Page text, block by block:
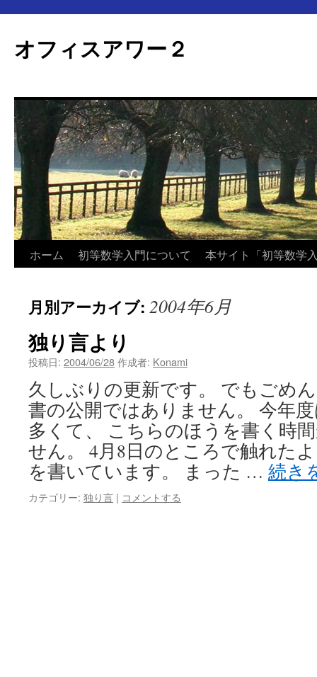
オフィスアワー２
ン
ツ
へ
ス
キ
プ
ホーム 初等数学入門について 本サイト「初等数学
月別アーカイブ: 2004年6月
独り言より
投稿日: 2004/06/28作成者: Konami
久しぶりの更新です。 でもごめ
書の公開ではありません。 今年
多くて、 こちらのほうを書く時
せん。 4月8日のところで触れた
を書いています。 まった … 続き
カテゴリー: 独り言 | コメントする